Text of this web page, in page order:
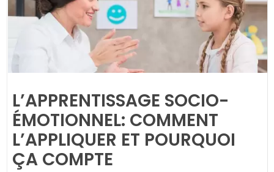
L’APPRENTISSAGE SOCIO-
ÉMOTIONNEL: COMMENT
L’APPLIQUER ET POURQUOI
ÇA COMPTE